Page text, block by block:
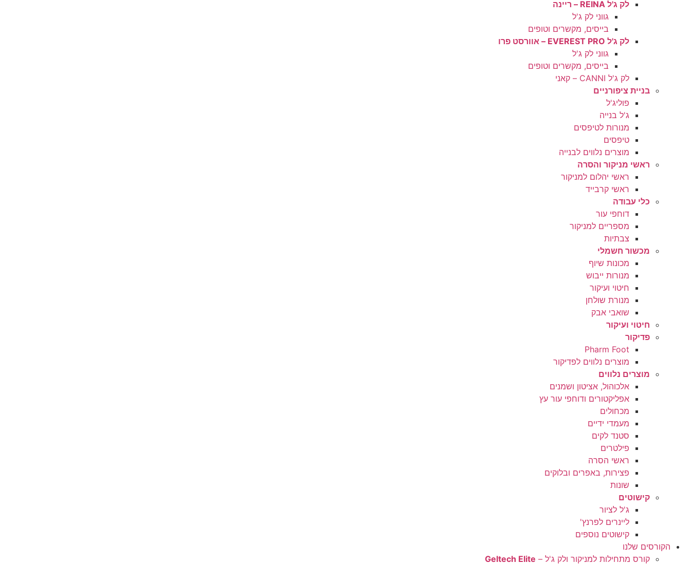
לק ג'ל REINA – ריינה
גווני לק ג'ל
בייסים, מקשרים וטופים
לק ג'ל EVEREST PRO – אוורסט פרו
גווני לק ג'ל
בייסים, מקשרים וטופים
לק ג'ל CANNI – קאני
בניית ציפורניים
פוליג'ל
ג'ל בנייה
מנורות לטיפסים
טיפסים
מוצרים נלווים לבנייה
ראשי מניקור והסרה
ראשי יהלום למניקור
ראשי קרבייד
כלי עבודה
דוחפי עור
מספריים למניקור
צבתיות
מכשור חשמלי
מכונות שיוף
מנורות ייבוש
חיטוי ועיקור
מנורת שולחן
שואבי אבק
חיטוי ועיקור
פדיקור
Pharm Foot
מוצרים נלווים לפדיקור
מוצרים נלווים
אלכוהול, אציטון ושמנים
אפליקטורים ודוחפי עור עץ
מכחולים
מעמדי ידיים
סטנד לקים
פילטרים
ראשי הסרה
פצירות, באפרים ובלוקים
שונות
קישוטים
ג'ל לציור
ליינרים לפרנץ'
קישוטים נוספים
הקורסים שלנו
קורס מתחילות למניקור ולק ג'ל – Geltech Elite